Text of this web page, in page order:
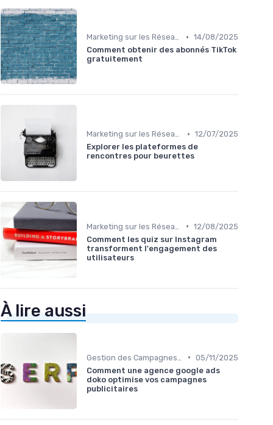
Marketing sur les Réseaux Sociaux • 14/08/2025
Comment obtenir des abonnés TikTok
gratuitement
Marketing sur les Réseaux Sociaux • 12/07/2025
Explorer les plateformes de
rencontres pour beurettes
• 12/08/2025
Comment les quiz sur Instagram
transforment l'engagement des
utilisateurs
À lire aussi
• 05/11/2025
Comment une agence google ads
doko optimise vos campagnes
publicitaires